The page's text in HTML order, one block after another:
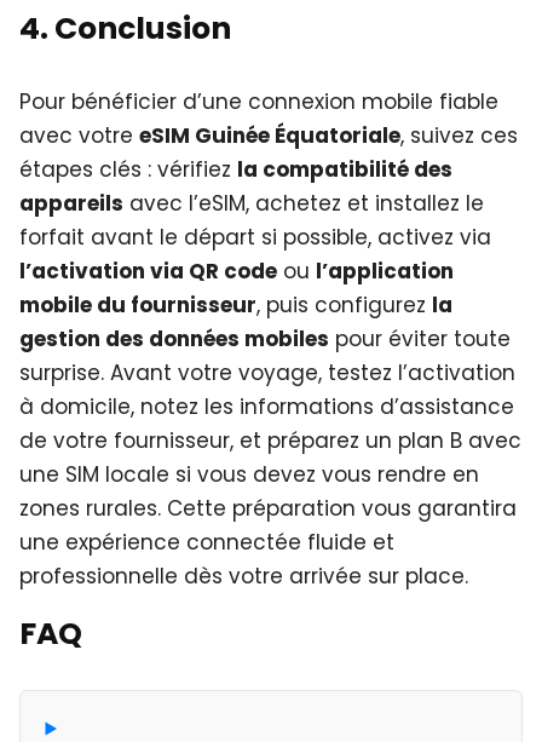
4. Conclusion
Pour bénéficier d’une connexion mobile fiable
avec votre eSIM Guinée Équatoriale, suivez ces
étapes clés : vérifiez la compatibilité des
appareils avec l’eSIM, achetez et installez le
forfait avant le départ si possible, activez via
l’activation via QR code ou l’application
mobile du fournisseur, puis configurez la
gestion des données mobiles pour éviter toute
surprise. Avant votre voyage, testez l’activation
à domicile, notez les informations d’assistance
de votre fournisseur, et préparez un plan B avec
une SIM locale si vous devez vous rendre en
zones rurales. Cette préparation vous garantira
une expérience connectée fluide et
professionnelle dès votre arrivée sur place.
FAQ